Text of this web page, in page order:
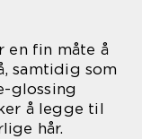
en fin måte å
samtidig som
glossing
å legge til
hår.